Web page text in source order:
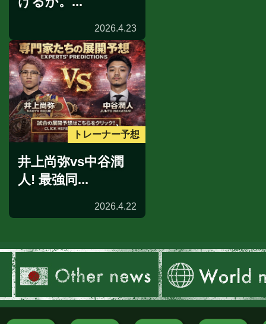
2026.4.23
トレーナー予想
井上尚弥vs中谷潤
人! 最強同...
2026.4.22